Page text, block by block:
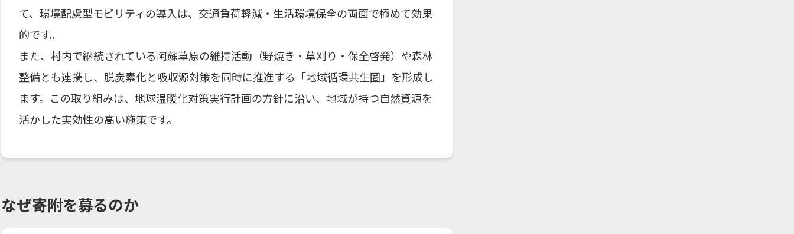
て、環境配慮型モビリティの導入は、交通負荷軽減・生活環境保全の両面で極めて効果
的です。
また、村内で継続されている阿蘇草原の維持活動（野焼き・草刈り・保全啓発）や森林
整備とも連携し、脱炭素化と吸収源対策を同時に推進する「地域循環共生圏」を形成し
ます。この取り組みは、地球温暖化対策実行計画の方針に沿い、地域が持つ自然資源を
活かした実効性の高い施策です。
なぜ寄附を募るのか